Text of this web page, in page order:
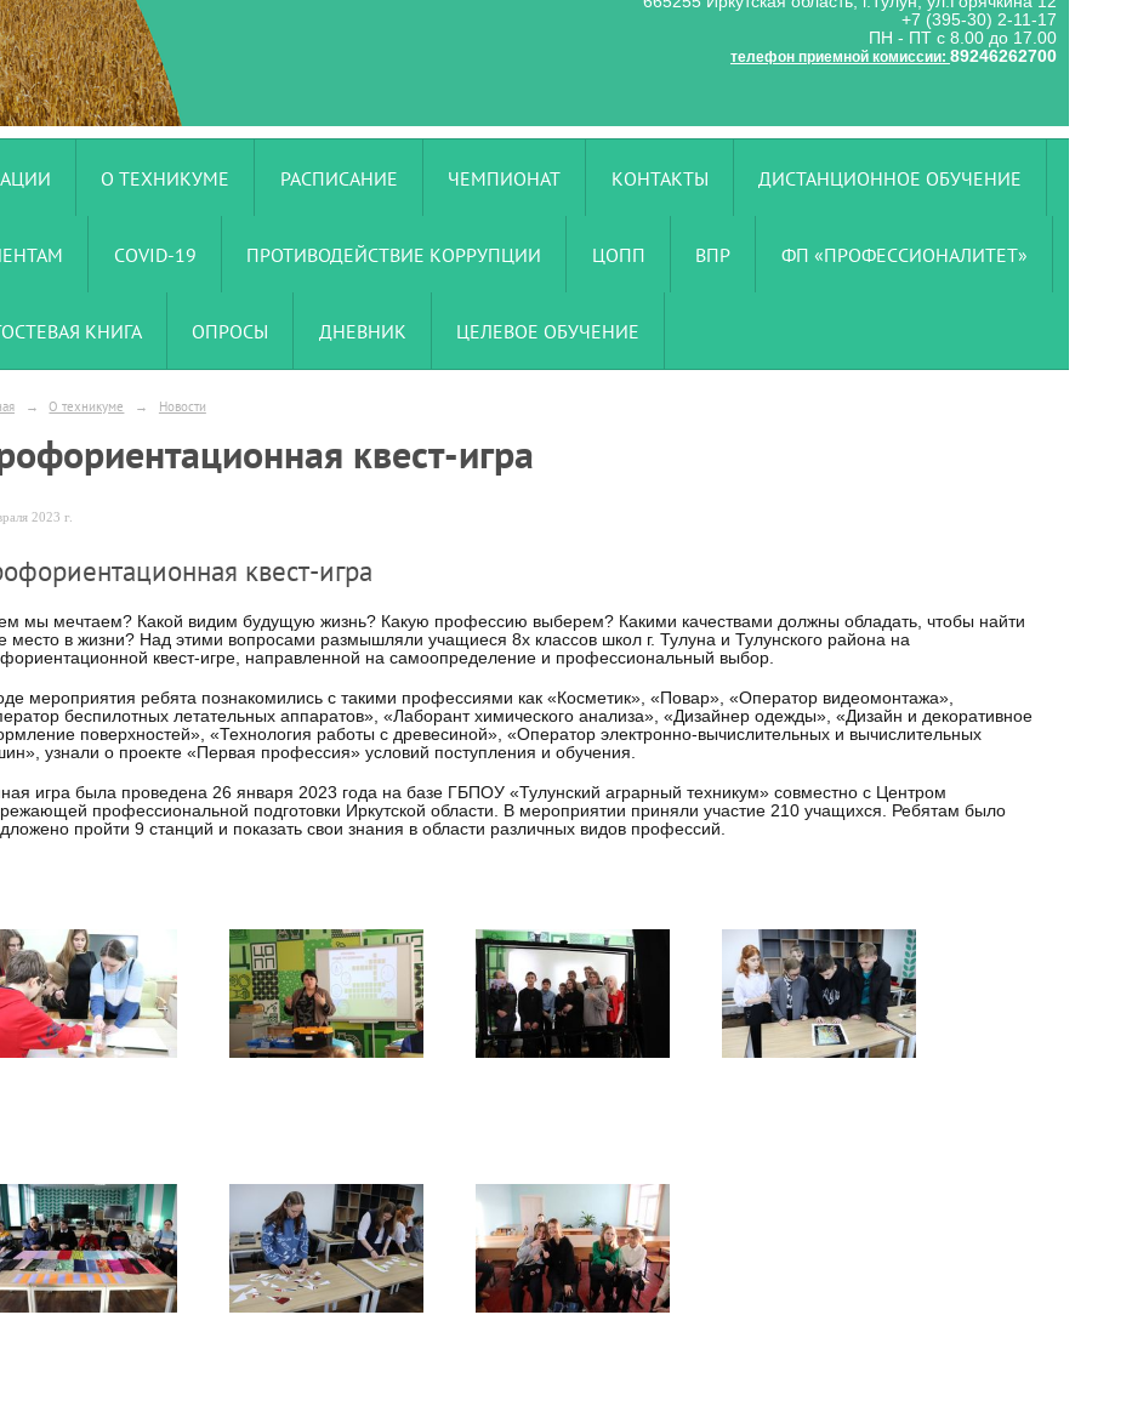
+7 (395-30) 2-11-17
ПН - ПТ с 8.00 до 17.00
телефон приемной комиссии: 89246262700
О ТЕХНИКУМЕ РАСПИСАНИЕ ЧЕМПИОНАТ КОНТАКТЫ ДИСТАНЦИОННОЕ ОБУЧЕНИЕ
COVID-19 ПРОТИВОДЕЙСТВИЕ КОРРУПЦИИ ЦОПП ВПР ФП «ПРОФЕССИОНАЛИТЕТ»
КНИГА ОПРОСЫ ДНЕВНИК ЦЕЛЕВОЕ ОБУЧЕНИЕ
→ О техникуме → Новости
квест-игра
2023 г.
квест-игра
мы мечтаем? Какой видим будущую жизнь? Какую профессию выберем? Какими качествами должны обладать, чтобы найти
место в жизни? Над этими вопросами размышляли учащиеся 8х классов школ г. Тулуна и Тулунского района на
квест-игре, направленной на самоопределение и профессиональный выбор.
мероприятия ребята познакомились с такими профессиями как «Косметик», «Повар», «Оператор видеомонтажа»,
беспилотных летательных аппаратов», «Лаборант химического анализа», «Дизайнер одежды», «Дизайн и декоративное
поверхностей», «Технология работы с древесиной», «Оператор электронно-вычислительных и вычислительных
узнали о проекте «Первая профессия» условий поступления и обучения.
игра была проведена 26 января 2023 года на базе ГБПОУ «Тулунский аграрный техникум» совместно с Центром
профессиональной подготовки Иркутской области. В мероприятии приняли участие 210 учащихся. Ребятам было
пройти 9 станций и показать свои знания в области различных видов профессий.